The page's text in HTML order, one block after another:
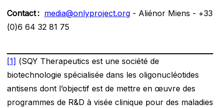
Contact : media@onlyproject.org - Aliénor Miens - +33
(0)6 64 32 81 75
[1] (SQY Therapeutics est une société de
biotechnologie spécialisée dans les oligonucléotides
antisens dont l’objectif est de mettre en œuvre des
programmes de R&D à visée clinique pour des maladies